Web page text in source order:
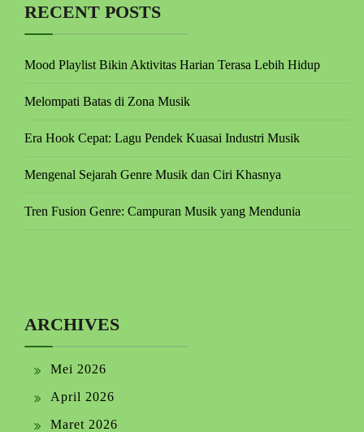
RECENT POSTS
Mood Playlist Bikin Aktivitas Harian Terasa Lebih Hidup
Melompati Batas di Zona Musik
Era Hook Cepat: Lagu Pendek Kuasai Industri Musik
Mengenal Sejarah Genre Musik dan Ciri Khasnya
Tren Fusion Genre: Campuran Musik yang Mendunia
ARCHIVES
Mei 2026
April 2026
Maret 2026